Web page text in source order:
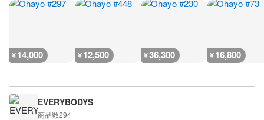
¥14,000 ¥12,500 ¥36,300 ¥16,800
EVERYBODYS
商品数294